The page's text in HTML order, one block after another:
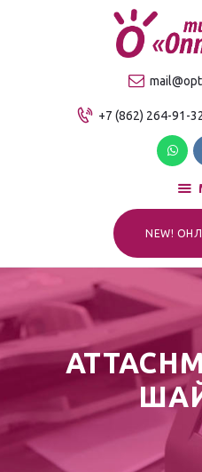
+7 (862) 264-91-
NEW!
Качественная
О компании
Продукция
Услуги
Прайс-лист
Для клиентов